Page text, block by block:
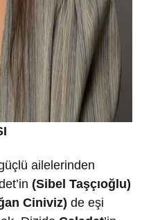
ailelerinden
(Sibel Taşçıoğlu)
Ciniviz) de eşi